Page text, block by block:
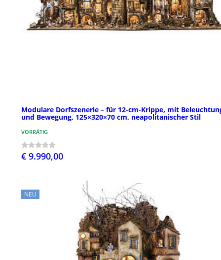
Modulare Dorfszenerie – für 12-cm-Krippe, mit
und Bewegung, 125×320×70 cm, neapolitanischer Stil
VORRÄTIG
€ 9.990,00
NEU